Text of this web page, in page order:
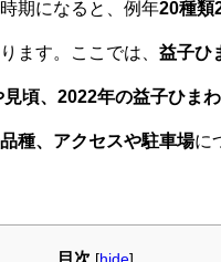
期になると、例年20種類
ます。ここでは、 益子ひ
頃、2022年の益子ひま
種、アクセスや駐車場に
目次 [hide]